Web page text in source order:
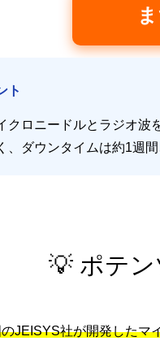
ト
クロニードルとラジオ波
、ダウンタイムは約1週
💡 ポテ
JEISYS社が開発したマ